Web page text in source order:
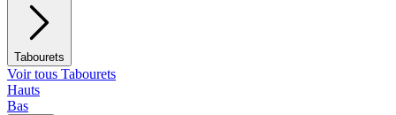
Tabourets
Voir tous Tabourets
Hauts
Bas